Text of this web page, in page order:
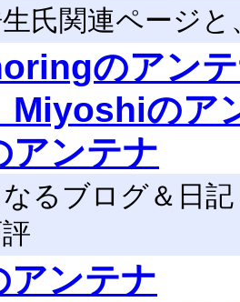
氏関連ページ
のアン
のア
アンテナ
なるブログ＆日記
アンテナ